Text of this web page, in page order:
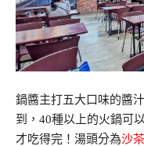
鍋醬主打五大口味的醬
到，40種以上的火鍋可
才吃得完！湯頭分為沙茶